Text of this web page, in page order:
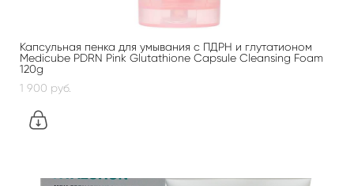
Капсульная пенка для умывания с ПДРН и глутатионом
Medicube PDRN Pink Glutathione Capsule Cleansing Foam
120g
1 900 pуб.